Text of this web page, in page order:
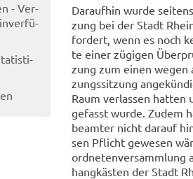
- Ver­
Dar­auf­hin wurde
zung bei der Stadt
for­dert, wenn es noch
te einer zü­gi­gen
zung zum einen
zungs­sit­zung
Raum ver­las­sen hat­ten
ge­fasst wurde. Zudem
be­am­ter nicht dar­auf
sen Pflicht ge­we­sen
ord­ne­ten­ver­samm­lung
hang­käs­ten der Stadt